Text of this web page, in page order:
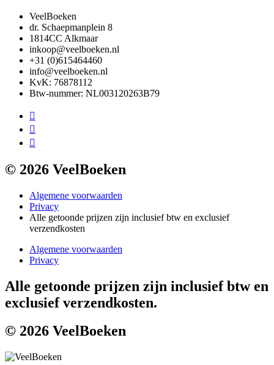
VeelBoeken
dr. Schaepmanplein 8
1814CC Alkmaar
inkoop@veelboeken.nl
+31 (0)615464460
info@veelboeken.nl
KvK: 76878112
Btw-nummer: NL003120263B79
© 2026 VeelBoeken
Algemene voorwaarden
Privacy
Alle getoonde prijzen zijn inclusief btw en exclusief
verzendkosten
Algemene voorwaarden
Privacy
Alle getoonde prijzen zijn inclusief btw en
exclusief verzendkosten.
© 2026 VeelBoeken